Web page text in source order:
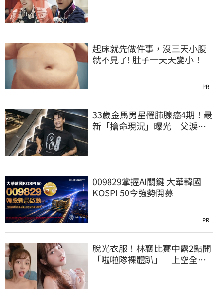
起床就先做件事，沒三天小腹
就不見了! 肚子一天天變小！
PR
33歲金馬男星罹肺腺癌4期！最
新「搶命現況」曝光 父淚
009829掌握AI關鍵 大華韓國
KOSPI 50今強勢開募
PR
脫光衣服！林襄比賽中露2點開
「啦啦隊裸體趴」 上空全裸